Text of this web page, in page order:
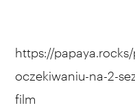
https://
oczekiwaniu-na-2-
film